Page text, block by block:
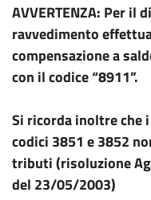
AVVERTENZA: Per il
ravvedimento
compensazione a
con il codice “8911”.
Si ricorda inoltre che
codici 3851 e 3852
tributi (risoluzione
del 23/05/2003)